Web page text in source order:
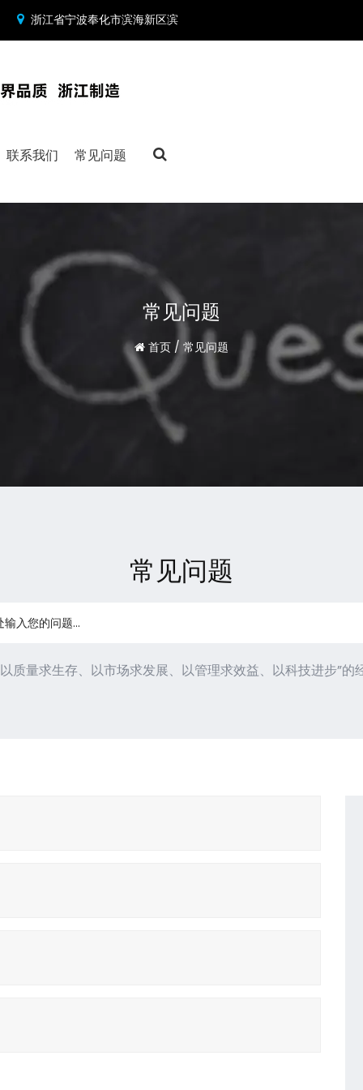
浙江省宁波奉化市滨海新区滨
联系我们 常见问题
常见问题
首页 / 常见问题
常见问题
质量求生存、以市场求发展、以管理求效益、以科技进步”的